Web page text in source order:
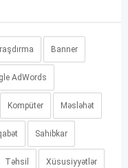
Banner
AdWords
Kompüter Məsləhət
Sahibkar
Təhsil Xüsusiyyətlər